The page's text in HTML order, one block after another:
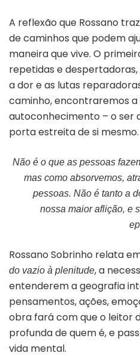
A reflexão que Rossano
de caminhos que podem
maneira que vive. O
repetidas e
a dor e as lutas
caminho, encontraremos a
autoconhecimento – o ser
porta estreita de si mesmo.
Não é o que as pessoas
mas como absorvemos,
pessoas. Não é tanto a
nossa maior aflição, e
Rossano Sobrinho relata
do vazio à plenitude, a
entenderem a geografia
pensamentos, ações,
obra fará com que o leitor
profunda de quem é, e
vida mental.